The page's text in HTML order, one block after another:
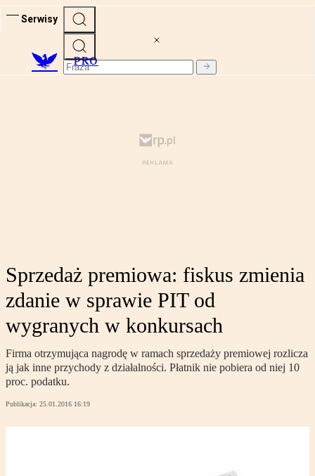
Serwisy
PRO
Sprzedaż premiowa: fiskus zmienia
zdanie w sprawie PIT od
wygranych w konkursach
Firma otrzymująca nagrodę w ramach sprzedaży premiowej rozlicza
ją jak inne przychody z działalności. Płatnik nie pobiera od niej 10
proc. podatku.
Publikacja: 25.01.2016 16:19